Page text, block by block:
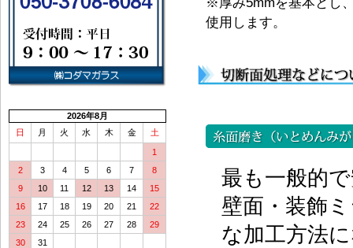
使用します。
最も一般的
壁面・装飾
な加工方法
2026年8月
日
月 火 水 木 金 土
1
2
3 4 5 6 7
8
9
10 11 12 13 14
15
16
17 18 19 20 21
22
23
24 25 26 27 28
29
30
31